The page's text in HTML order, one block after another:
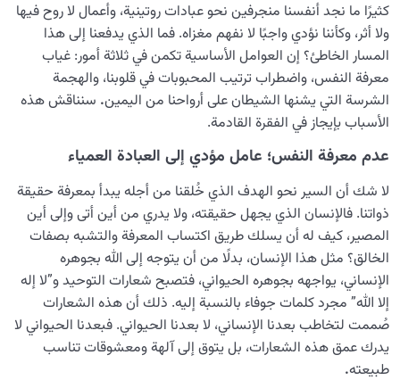
كثيرًا ما نجد أنفسنا منجرفين نحو عبادات روتينية، وأعمال لا روح فيها
ولا أثر، وكأننا نؤدي واجبًا لا نفهم مغزاه. فما الذي يدفعنا إلى هذا
المسار الخاطئ؟ إن العوامل الأساسية تكمن في ثلاثة أمور: غياب
معرفة النفس، واضطراب ترتيب المحبوبات في قلوبنا، والهجمة
الشرسة التي يشنها الشيطان على أرواحنا من اليمين. سنناقش هذه
الأسباب بإيجاز في الفقرة القادمة.
عدم معرفة النفس؛ عامل مؤدي إلى العبادة العمياء
لا شك أن السير نحو الهدف الذي خُلقنا من أجله يبدأ بمعرفة حقيقة
ذواتنا. فالإنسان الذي يجهل حقيقته، ولا يدري من أين أتى وإلى أين
المصير، كيف له أن يسلك طريق اكتساب المعرفة والتشبه بصفات
الخالق؟ مثل هذا الإنسان، بدلًا من أن يتوجه إلى الله بجوهره
الإنساني، يواجهه بجوهره الحيواني، فتصبح شعارات التوحيد و”لا إله
إلا الله” مجرد كلمات جوفاء بالنسبة إليه. ذلك أن هذه الشعارات
صُممت لتخاطب بعدنا الإنساني، لا بعدنا الحيواني. فبعدنا الحيواني لا
يدرك عمق هذه الشعارات، بل يتوق إلى آلهة ومعشوقات تناسب
طبيعته.